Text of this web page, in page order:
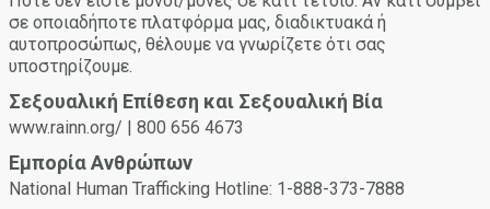
σας, και, ακόμα χειρότερα, ο χάκερ θα μπορούσε να
χρησιμοποιήσει τα στοιχεία σας για να κλέψει την
ταυτότητά σας.
συμμετέχοντες. Μία λεκτική και καταφατική έκφραση
συγκατάθεσης μπορεί να βοηθήσει εσάς και τον ή την
παρτενέρ σας να κατανοήσετε και να σεβαστείτε ο ένας
τα όρια του άλλου.
Εσείς ή ο/η παρτενέρ σας μπορείτε να ανακαλέσετε τη
συγκατάθεσή σας ανά πάσα στιγμή. Μην συνεχίσετε αν ο/η
παρτενέρ σας φαίνεται να αισθάνεται άβολα ή να μην είναι
σίγουρος/η για τη συγκατάθεσή του λόγω επήρειας
ναρκωτικών ή αλκοόλ.
σε οποιαδήποτε πλατφόρμα μας, διαδικτυακά ή
αυτοπροσώπως, θέλουμε να γνωρίζετε ότι σας
υποστηρίζουμε.
Σεξουαλική Επίθεση και Σεξουαλική Βία
www.rainn.org/ | 800 656 4673
Εμπορία Ανθρώπων
National Human Trafficking Hotline: 1-888-373-7888